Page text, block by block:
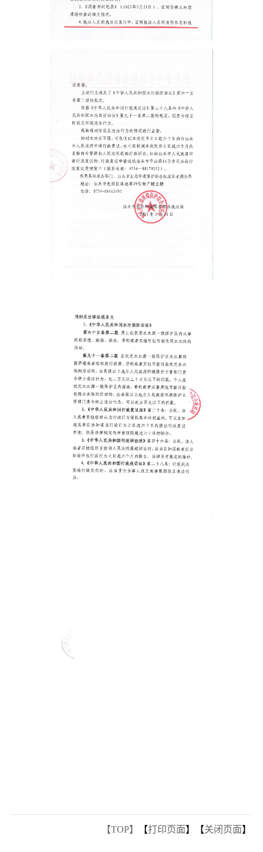
【TOP】 【打印页面】【关闭页面】